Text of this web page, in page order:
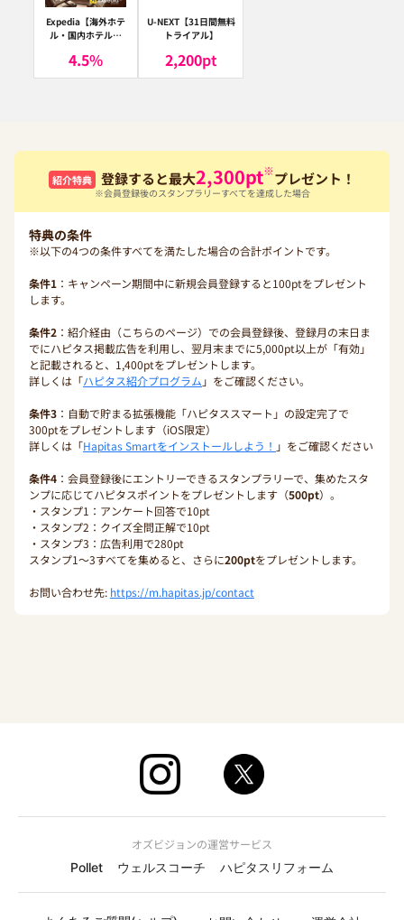
Expedia【海外ホテ
ル・国内ホテル予
ア）
4.5%
U-NEXT【31日間無料
トライアル】
2,200pt
紹介特典 登録すると最大2,300pt※プレゼント！
※会員登録後のスタンプラリーすべてを達成した場合
特典の条件
※以下の4つの条件すべてを満たした場合の合計ポイントです。
条件1 ：キャンペーン期間中に新規会員登録すると100ptをプレゼント
します。
条件2 ：紹介経由（こちらのページ）での会員登録後、登録月の末日ま
でにハピタス掲載広告を利用し、翌月末までに5,000pt以上が「有効」
と記載されると、1,400ptをプレゼントします。
詳しくは「ハピタス紹介プログラム 」をご確認ください。
条件3 ：自動で貯まる拡張機能「ハピタススマート」の設定完了で
300ptをプレゼントします（iOS限定）
詳しくは「Hapitas Smartをインストールしよう！ 」をご確認ください
条件4 ：会員登録後にエントリーできるスタンプラリーで、集めたスタ
ンプに応じてハピタスポイントをプレゼントします（500pt）。
・スタンプ1：アンケート回答で10pt
・スタンプ2：クイズ全問正解で10pt
・スタンプ3：広告利用で280pt
スタンプ1〜3すべてを集めると、さらに200ptをプレゼントします。
お問い合わせ先: https://m.hapitas.jp/contact
オズビジョンの運営サービス
Pollet
ウェルスコーチ ハピタスリフォーム